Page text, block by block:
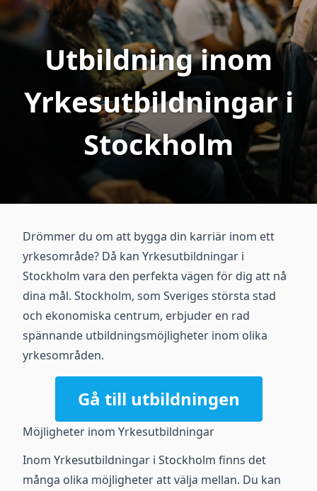
Utbildning inom
Yrkesutbildningar i
Stockholm
Drömmer du om att bygga din karriär inom ett
yrkesområde? Då kan Yrkesutbildningar i
Stockholm vara den perfekta vägen för dig att nå
dina mål. Stockholm, som Sveriges största stad
och ekonomiska centrum, erbjuder en rad
spännande utbildningsmöjligheter inom olika
yrkesområden.
Gå till utbildningen
Möjligheter inom Yrkesutbildningar
Inom Yrkesutbildningar i Stockholm finns det
många olika möjligheter att välja mellan. Du kan